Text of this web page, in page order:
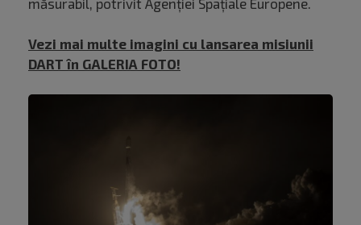
măsurabil, potrivit Agenției Spațiale Europene.
Vezi mai multe imagini cu lansarea misiunii
DART în GALERIA FOTO!